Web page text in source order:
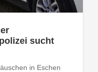
sucht
in Eschen